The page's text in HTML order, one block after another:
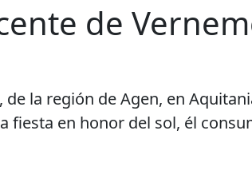
de
de la región de Agen, en
fiesta en honor del sol, él